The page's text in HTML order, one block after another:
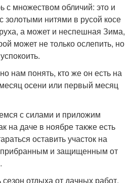
с множеством обличий: это и
золотыми нитями в русой косе
а может и неспешная Зима,
может не только ослепить, но
нам понять, кто же он есть на
осени или первый месяц
с силами и приложим
на даче в ноябре также есть
оставить участок на
и защищенным от
отдыха от дачных работ,